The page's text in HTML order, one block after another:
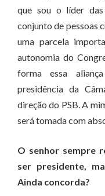
que sou o líder das
conjunto de pessoas
uma parcela
autonomia do
forma essa
presidência da
direção do PSB. A
será tomada com
O senhor sempre
ser presidente,
Ainda concorda?